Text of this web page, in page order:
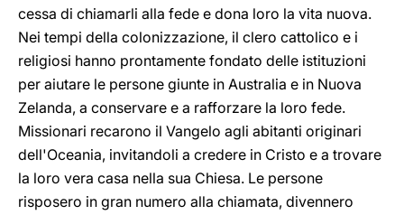
cessa di chiamarli alla fede e dona loro la vita nuova.
Nei tempi della colonizzazione, il clero cattolico e i
religiosi hanno prontamente fondato delle istituzioni
per aiutare le persone giunte in Australia e in Nuova
Zelanda, a conservare e a rafforzare la loro fede.
Missionari recarono il Vangelo agli abitanti originari
dell'Oceania, invitandoli a credere in Cristo e a trovare
la loro vera casa nella sua Chiesa. Le persone
risposero in gran numero alla chiamata, divennero